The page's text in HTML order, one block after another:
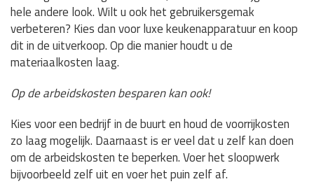
hele andere look. Wilt u ook het gebruikersgemak
verbeteren? Kies dan voor luxe keukenapparatuur en koop
dit in de uitverkoop. Op die manier houdt u de
materiaalkosten laag.
Op de arbeidskosten besparen kan ook!
Kies voor een bedrijf in de buurt en houd de voorrijkosten
zo laag mogelijk. Daarnaast is er veel dat u zelf kan doen
om de arbeidskosten te beperken. Voer het sloopwerk
bijvoorbeeld zelf uit en voer het puin zelf af.